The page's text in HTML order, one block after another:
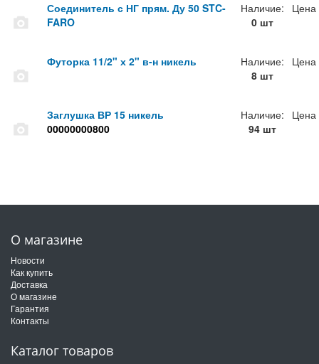
Соединитель с НГ прям. Ду 50 STC-
FARO
Наличие:
0 шт
Цена
Футорка 11/2" х 2" в-н никель
Наличие:
8 шт
Цена
Заглушка ВР 15 никель
00000000800
Наличие:
94 шт
Цена
О магазине
Новости
Как купить
Доставка
О магазине
Гарантия
Контакты
Каталог товаров